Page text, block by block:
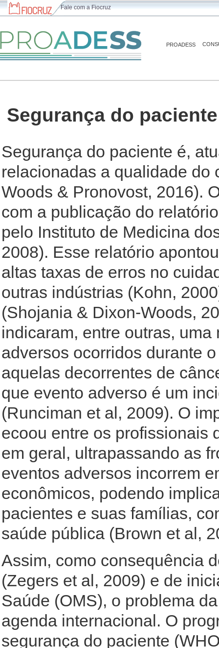
Fale com a Fiocruz
PROADESS
Segurança do
Segurança do paciente é,
relacionadas a qualidade do
Woods & Pronovost, 2016).
com a publicação do
pelo Instituto de Medicina
2008). Esse relatório
altas taxas de erros no
outras indústrias (Kohn,
(Shojania & Dixon-Woods,
indicaram, entre outras,
adversos ocorridos durante
aquelas decorrentes de
que evento adverso é um
(Runciman et al, 2009). O
ecoou entre os profissionais
em geral, ultrapassando as
eventos adversos incorrem
econômicos, podendo
pacientes e suas famílias,
saúde pública (Brown et al,
Assim, como consequência
(Zegers et al, 2009) e de
Saúde (OMS), o problema
agenda internacional. O
segurança do paciente